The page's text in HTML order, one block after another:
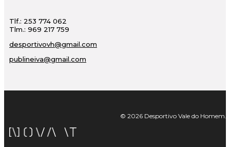
Tlf.: 253 774 062
Tlm.: 969 217 759
desportivovh@gmail.com
publineiva@gmail.com
© 2026 Desportivo Vale do Homem.